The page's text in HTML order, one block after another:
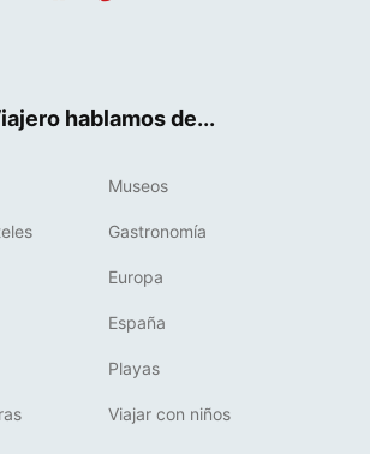
hablamos de...
Museos
Gastronomía
Europa
España
Playas
Viajar con niños